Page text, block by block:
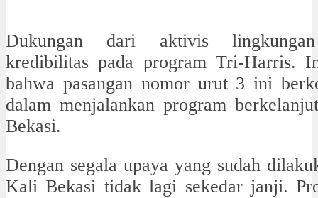
Dukungan dari aktivis lingkungan
kredibilitas pada program Tri-Harris.
bahwa pasangan nomor urut 3 ini
dalam menjalankan program
Bekasi.
Dengan segala upaya yang sudah
Kali Bekasi tidak lagi sekedar janji.